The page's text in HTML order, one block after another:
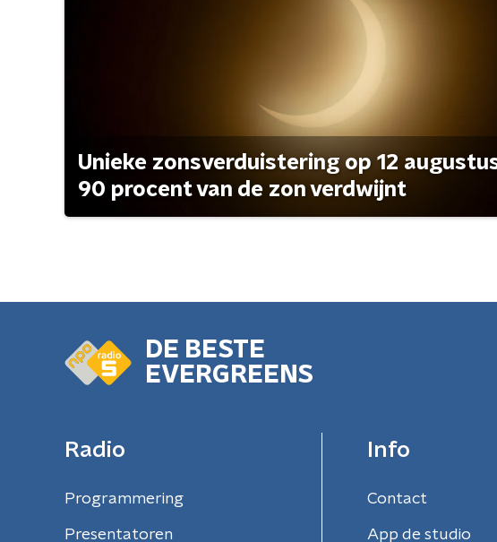
Unieke zonsverduistering op 12
90 procent van de zon verdwijnt
DE BESTE
EVERGREENS
Radio
Programmering
Presentatoren
Info
Contact
App de studio